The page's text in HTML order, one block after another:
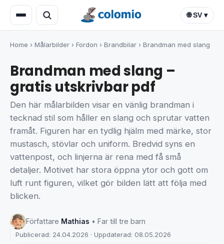
🌐 SV ▾
Home › Målarbilder › Fordon › Brandbilar › Brandman med slang
Brandman med slang –
gratis utskrivbar pdf
Den här målarbilden visar en vänlig brandman i
tecknad stil som håller en slang och sprutar vatten
framåt. Figuren har en tydlig hjälm med märke, stor
mustasch, stövlar och uniform. Bredvid syns en
vattenpost, och linjerna är rena med få små
detaljer. Motivet har stora öppna ytor och gott om
luft runt figuren, vilket gör bilden lätt att följa med
blicken.
Författare Mathias • Far till tre barn
Publicerad: 24.04.2026 · Uppdaterad: 08.05.2026